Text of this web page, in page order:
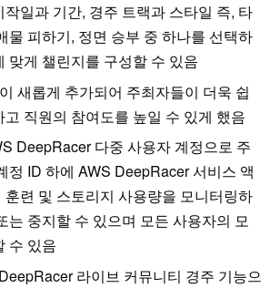
일과 기간, 경주 트랙과 스타일 즉, 타
물 피하기, 정면 승부 중 하나를 선택하
맞게 챌린지를 구성할 수 있음
새롭게 추가되어 주최자들이 더욱 쉽
직원의 참여도를 높일 수 있게 했음
DeepRacer 다중 사용자 계정으로 주
정 ID 하에 AWS DeepRacer 서비스 액
련 및 스토리지 사용량을 모니터링하
는 중지할 수 있으며 모든 사용자의 모
수 있음
라이브 커뮤니티 경주 기능으